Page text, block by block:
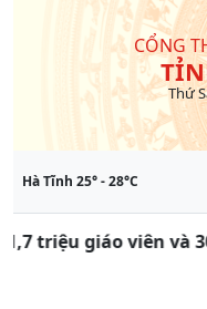
CỔNG
Thứ
Hà Tĩnh 25° -28°C
triệu giáo viên và